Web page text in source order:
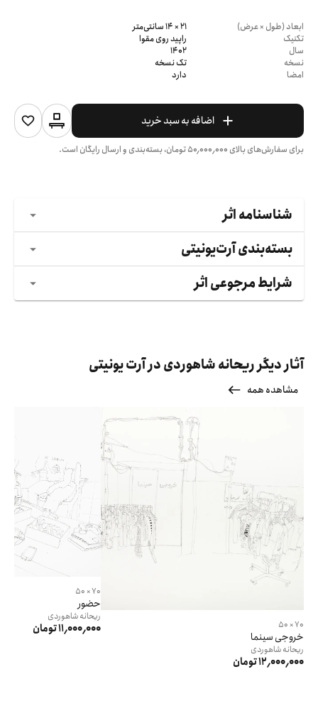
ابعاد (طول × عرض)
21 × 14 سانتی‌متر
تکنیک
راپید روی مقوا
سال
1402
نسخه
تک نسخه
امضا
دارد
اضافه به سبد خرید
برای سفارش‌های بالای ۵۰٬۰۰۰٬۰۰۰تومان، بسته‌بندی و ارسال رایگان است.
شناسنامه اثر
بسته‌بندی آرت‌یونیتی
شرایط مرجوعی اثر
آثار دیگر ریحانه شاهوردی در آرت یونیتی
مشاهده همه
70 × 50
خروجی سینما
ریحانهشاهوردی
12٬000٬000 تومان
70 × 50
حضور
ریحانهشاهوردی
11٬000٬000 تومان